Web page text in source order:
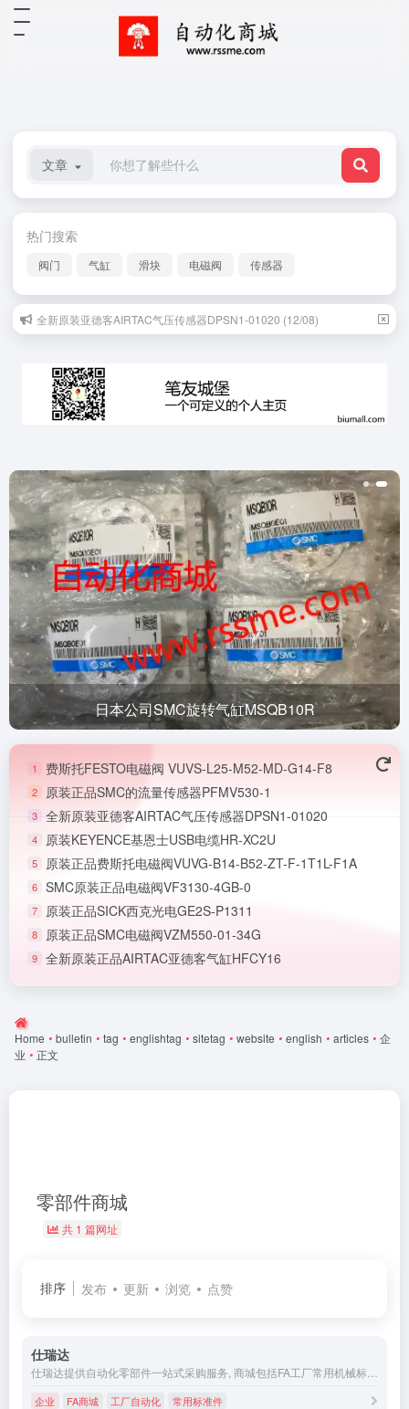
文章
热门搜索
阀门 气缸 滑块 电磁阀 传感器
全新原装亚德客AIRTAC气压传感器DPSN1-01020 (12/08)
日本公司SMC旋转气缸MSQB10R
1 费斯托FESTO电磁阀 VUVS-L25-M52-MD-G14-F8
2 原装正品SMC的流量传感器PFMV530-1
3 全新原装亚德客AIRTAC气压传感器DPSN1-01020
4 原装KEYENCE基恩士USB电缆HR-XC2U
5 原装正品费斯托电磁阀VUVG-B14-B52-ZT-F-1T1L-F1A
6 SMC原装正品电磁阀VF3130-4GB-0
7 原装正品SICK西克光电GE2S-P1311
8 原装正品SMC电磁阀VZM550-01-34G
9 全新原装正品AIRTAC亚德客气缸HFCY16
Home • bulletin • tag • englishtag • sitetag • website • english • articles • 企
业 • 正文
零部件商城
共 1 篇网址
排序 发布 更新 浏览 点赞
仕瑞达
企业 FA商城 工厂自动化 常用标准件